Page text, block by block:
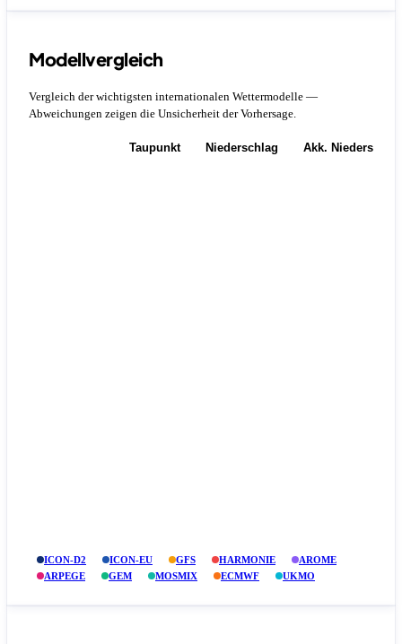
Modellvergleich
Vergleich der wichtigsten internationalen Wettermodelle —
Abweichungen zeigen die Unsicherheit der Vorhersage.
Taupunkt Niederschlag Akk.
ICON-D2 ICON-EU GFS HARMONIE
AROME
ARPEGE
GEM MOSMIX ECMWF UKMO